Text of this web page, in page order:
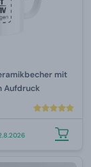
mit
Aufdruck